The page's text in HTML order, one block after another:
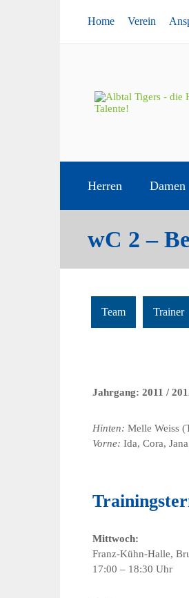
Home Verein
Herren Damen
wC 2 –
Team Trainer
Jahrgang: 2011 /
Hinten: Melle Weiss
Vorne: Ida, Cora,
Mittwoch:
Franz-Kühn-Halle,
17:00 – 18:30 Uhr